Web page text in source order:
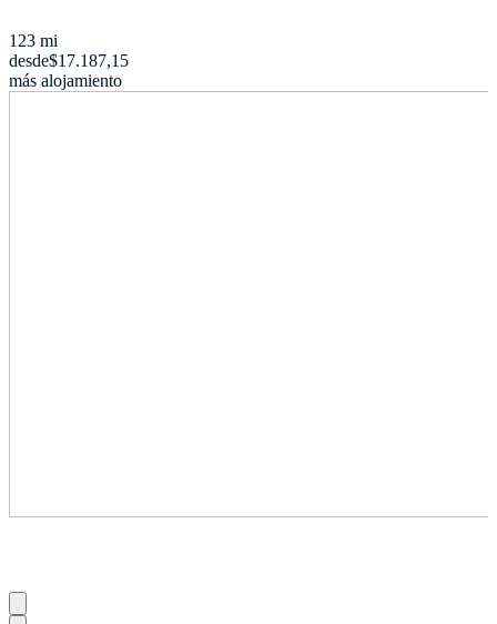
123 mi
desde$17.187,15
más alojamiento